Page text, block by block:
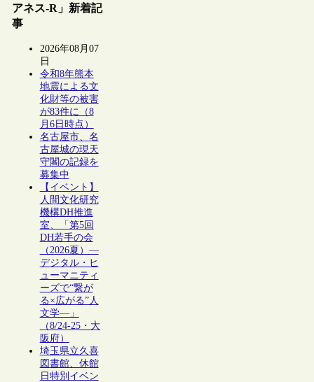
アネス-R」新着記
事
2026年08月07
日
令和8年熊本
地震による文
化財等の被害
が83件に（8
月6日時点）
名古屋市、名
古屋城の現天
守閣の記録を
募集中
【イベント】
人間文化研究
機構DH推進
室、「第5回
DH若手の会
（2026夏）―
デジタル・ヒ
ューマニティ
ーズで“繋が
る×広がる”人
文学―」
（8/24-25・大
阪府）
埼玉県立久喜
図書館、休館
日特別イベン